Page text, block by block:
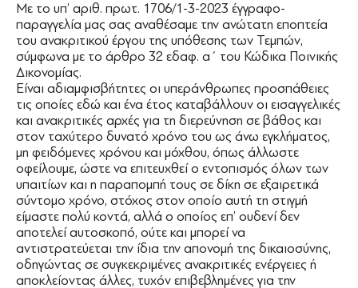
Με το υπ’ αριθ. πρωτ. 1706/1-3-2023 έγγραφο-
παραγγελία μας σας αναθέσαμε την ανώτατη εποπτεία
του ανακριτικού έργου της υπόθεσης των Τεμπών,
σύμφωνα με το άρθρο 32 εδαφ. α΄ του Κώδικα Ποινικής
Δικονομίας.
Είναι αδιαμφισβήτητες οι υπεράνθρωπες προσπάθειες
τις οποίες εδώ και ένα έτος καταβάλλουν οι εισαγγελικές
και ανακριτικές αρχές για τη διερεύνηση σε βάθος και
στον ταχύτερο δυνατό χρόνο του ως άνω εγκλήματος,
μη φειδόμενες χρόνου και μόχθου, όπως άλλωστε
οφείλουμε, ώστε να επιτευχθεί ο εντοπισμός όλων των
υπαιτίων και η παραπομπή τους σε δίκη σε εξαιρετικά
σύντομο χρόνο, στόχος στον οποίο αυτή τη στιγμή
είμαστε πολύ κοντά, αλλά ο οποίος επ’ ουδενί δεν
αποτελεί αυτοσκοπό, ούτε και μπορεί να
αντιστρατεύεται την ίδια την απονομή της δικαιοσύνης,
οδηγώντας σε συγκεκριμένες ανακριτικές ενέργειες ή
αποκλείοντας άλλες, τυχόν επιβεβλημένες για την